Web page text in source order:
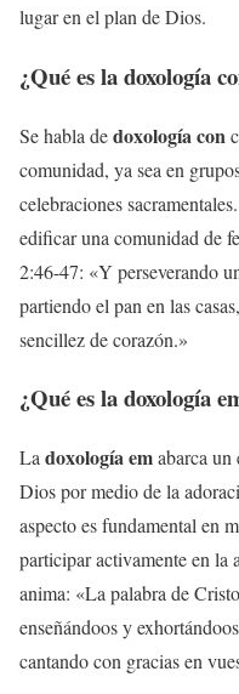
lugar en el plan de Dios.
¿Qué es ladoxología
Se habla dedoxología con
comunidad, ya sea en
celebraciones
edificar una comunidad de
2:46-47: «Y perseverando
partiendo el pan en las
sencillez de corazón.»
¿Qué es ladoxología
La doxología emabarca un
Dios por medio de la
aspecto es fundamental en
participar activamente en la
anima: «La palabra de
enseñándoos y
cantando con gracias en